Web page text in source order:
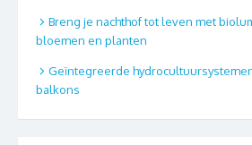
Breng je nachthof tot leven met
bloemen en planten
Geïntegreerde
balkons